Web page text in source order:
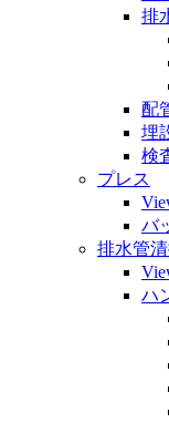
排
配
埋
検
プレス
バ
排水管
ハ